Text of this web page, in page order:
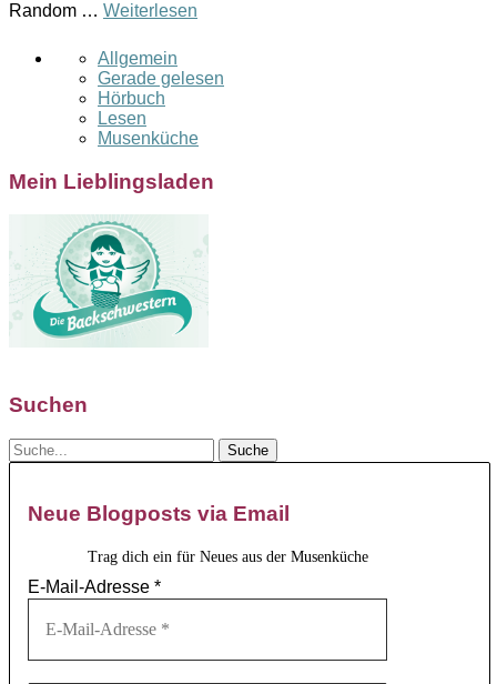
Random … Weiterlesen
Allgemein
Gerade gelesen
Hörbuch
Lesen
Musenküche
Mein Lieblingsladen
Suchen
Neue Blogposts via Email
Trag dich ein für Neues aus der Musenküche
E-Mail-Adresse *